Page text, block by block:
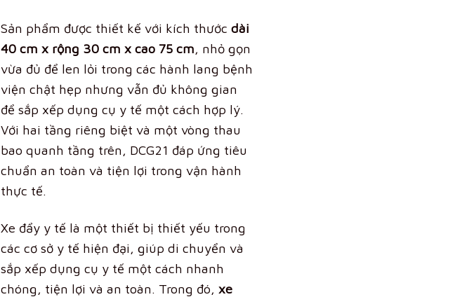
Sản phẩm được thiết kế với kích thước dài
40 cm x rộng 30 cm x cao 75 cm, nhỏ gọn
vừa đủ để len lỏi trong các hành lang bệnh
viện chật hẹp nhưng vẫn đủ không gian
để sắp xếp dụng cụ y tế một cách hợp lý.
Với hai tầng riêng biệt và một vòng thau
bao quanh tầng trên, DCG21 đáp ứng tiêu
chuẩn an toàn và tiện lợi trong vận hành
thực tế.
Xe đẩy y tế là một thiết bị thiết yếu trong
các cơ sở y tế hiện đại, giúp di chuyển và
sắp xếp dụng cụ y tế một cách nhanh
chóng, tiện lợi và an toàn. Trong đó, xe